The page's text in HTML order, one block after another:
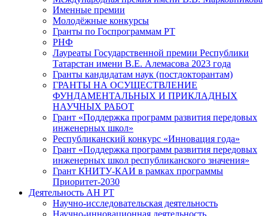
Именные премии
Молодёжные конкурсы
Гранты по Госпрограммам РТ
РНФ
Лауреаты Государственной премии Республики
Татарстан имени В.Е. Алемасова 2023 года
Гранты кандидатам наук (постдокторантам)
ГРАНТЫ НА ОСУЩЕСТВЛЕНИЕ
ФУНДАМЕНТАЛЬНЫХ И ПРИКЛАДНЫХ
НАУЧНЫХ РАБОТ
Грант «Поддержка программ развития передовых
инженерных школ»
Республиканский конкурс «Инновация года»
Грант «Поддержка программ развития передовых
инженерных школ республиканского значения»
Грант КНИТУ-КАИ в рамках программы
Приоритет-2030
Деятельность АН РТ
Научно-исследовательская деятельность
Научно-инновационная деятельность